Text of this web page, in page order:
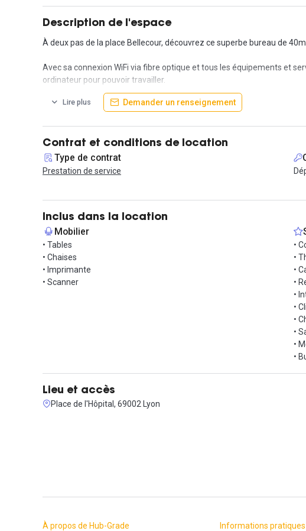
Description de l'espace
À deux pas de la place Bellecour, découvrez ce superbe bureau de
Avec sa connexion WiFi via fibre optique et tous les équipements et
ordinateur pour pouvoir travailler.
Ce bureau fait partie d'un centre d'affaires innovant de 4000m² qui
- Salles de réunion
- Phone boxes
- Salons
- Thés / Cafés
- Photocopieuse / Scanner / Imprimante
- Courrier
- Animations business et bien-être fréquentes et régulières
Lire plus Demander un renseignement
Contrat et conditions de location
Type de contrat
Prestation de service
Inclus dans la location
Mobilier
• Tables
• Chaises
• Imprimante
• Scanner
•
•
•
•
•
•
•
•
•
•
Lieu et accès
Place de l'Hôpital, 69002 Lyon
À propos de Hub-Grade Informations pratiques